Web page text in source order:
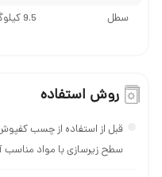
سطل
9.5 کیلوگرم
روش استفاده
قبل از استفاده از چسب
سطح زیرسازی با مواد مناسب